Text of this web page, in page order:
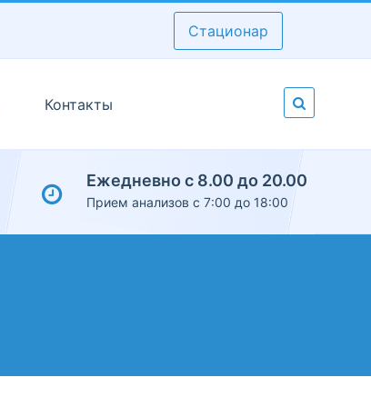
Стационар
Контакты
Ежедневно с 8.00 до 20.00
Прием анализов с 7:00 до 18:00